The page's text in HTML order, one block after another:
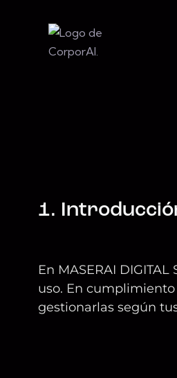
1.
En MASERAI
uso. En
gestionarlas según